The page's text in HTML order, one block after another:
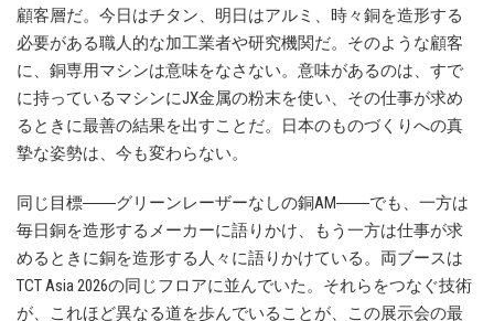
顧客層だ。今日はチタン、明日はアルミ、時々銅を造形する
必要がある職人的な加工業者や研究機関だ。そのような顧客
に、銅専用マシンは意味をなさない。意味があるのは、すで
に持っているマシンにJX金属の粉末を使い、その仕事が求め
るときに最善の結果を出すことだ。日本のものづくりへの真
摯な姿勢は、今も変わらない。
同じ目標――グリーンレーザーなしの銅AM――でも、一方は
毎日銅を造形するメーカーに語りかけ、もう一方は仕事が求
めるときに銅を造形する人々に語りかけている。両ブースは
TCT Asia 2026の同じフロアに並んでいた。それらをつなぐ技術
が、これほど異なる道を歩んでいることが、この展示会の最